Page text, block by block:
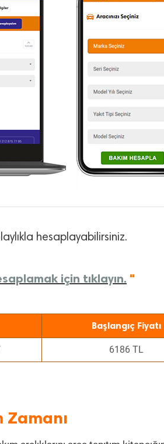
hesaplayabilirsiniz.
için tıklayın. "
Başlangıç Fiyatı
6186 TL
Zamanı